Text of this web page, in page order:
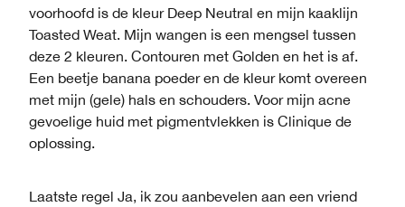
voorhoofd is de kleur Deep Neutral en mijn kaaklijn
Toasted Weat. Mijn wangen is een mengsel tussen
deze 2 kleuren. Contouren met Golden en het is af.
Een beetje banana poeder en de kleur komt overeen
met mijn (gele) hals en schouders. Voor mijn acne
gevoelige huid met pigmentvlekken is Clinique de
oplossing.
Laatste regel Ja, ik zou aanbevelen aan een vriend